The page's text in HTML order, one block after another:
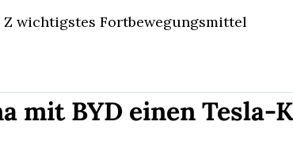
wichtigstes Fortbewegungsmittel
mit BYD einen Tesla-